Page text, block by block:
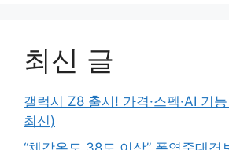
최신 글
갤럭시 Z8 출시! 가격·스펙·AI 기
최신)